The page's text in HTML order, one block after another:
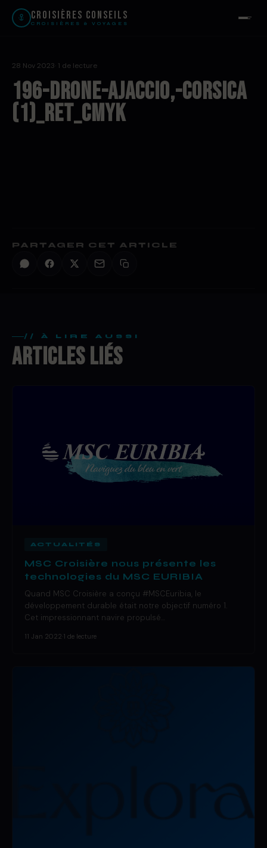
Croisières Conseils
CROISIÈRES & VOYAGES
28 Nov 2023 · 1 de lecture
196-Drone-Ajaccio,-Corsica
(1)_Ret_CMYK
PARTAGER CET ARTICLE
// À LIRE AUSSI
ARTICLES LIÉS
ACTUALITÉS
MSC Croisière nous présente les
technologies du MSC EURIBIA
Quand MSC Croisière a conçu #MSCEuribia, le
développement durable était notre objectif numéro 1.
Cet impressionnant navire propulsé…
11 Jan 2022 1 de lecture